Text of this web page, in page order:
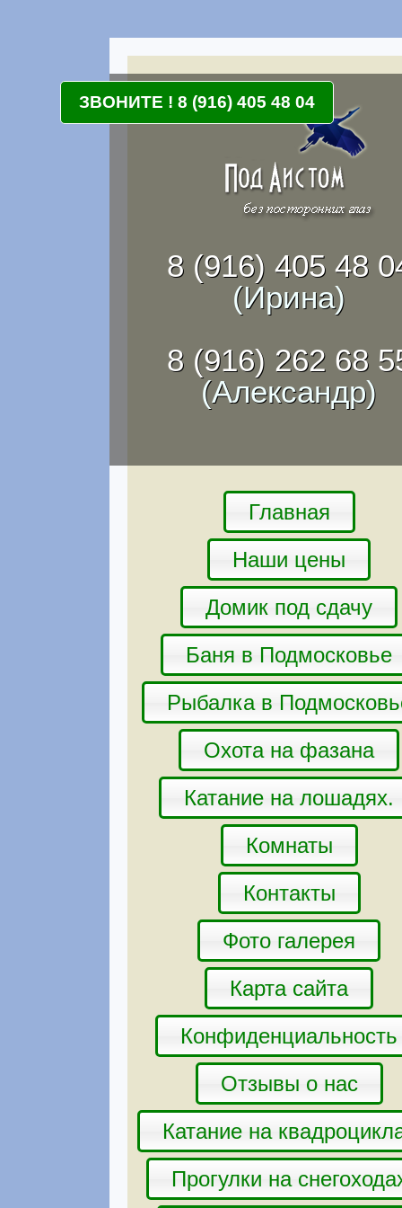
8 (916) 405 48
(Ирина)
8 (916) 262 68
(Александр)
Главная
Наши цены
Домик под сдачу
Баня в Подмосковье
Рыбалка в
Охота на фазана
Катание на лошадях.
Комнаты
Контакты
Фото галерея
Карта сайта
Конфиденциальность
Отзывы о нас
Катание на
Прогулки на
ЗВОНИТЕ ! 8 (916) 405 48 04